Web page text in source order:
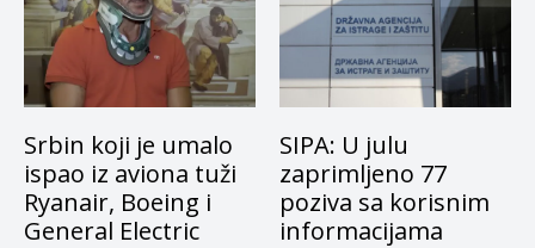
Srbin koji je umalo
ispao iz aviona tuži
Ryanair, Boeing i
General Electric
SIPA: U julu
zaprimljeno 77
poziva sa korisnim
informacijama